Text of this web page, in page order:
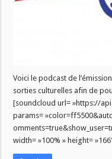
Voici le podcast de
sorties culturelles afin de
[soundcloud url= »https://
params=
width= »100% » height=